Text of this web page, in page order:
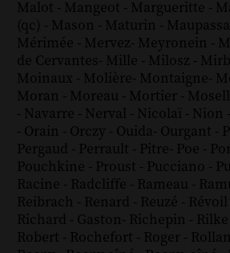
Malot - Mangeot - Margueritte -
(qc) - Mason - Maturin -
Mérimée - Mervez- Meyronein -
de Cervantes- Mille - Milosz -
Moinaux - Molière- Montaigne-
Moran - Moreau - Mortier -
- Navarre - Nerval - Nicolaï - Nion -
- Orain - Orczy - Ouida- Ourgant -
Pergaud - Perrault - Pitre- Poe -
Pouchkine - Proust - Pucciano -
Racine - Radcliffe - Rameau -
Reibrach - Renard - Reuzé - Révoil
Richard - Gaston- Richepin - Rilke
Robert - Rochefort - Roger -